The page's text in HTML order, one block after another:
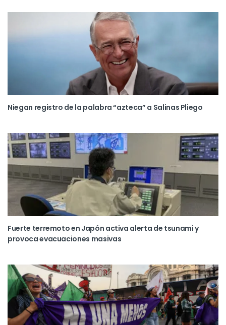
Niegan registro de la palabra “azteca” a Salinas Pliego
Fuerte terremoto en Japón activa alerta de tsunami y
provoca evacuaciones masivas